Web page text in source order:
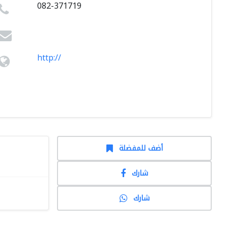
082-371719
http://
أضف للمفضلة
شارك
شارك